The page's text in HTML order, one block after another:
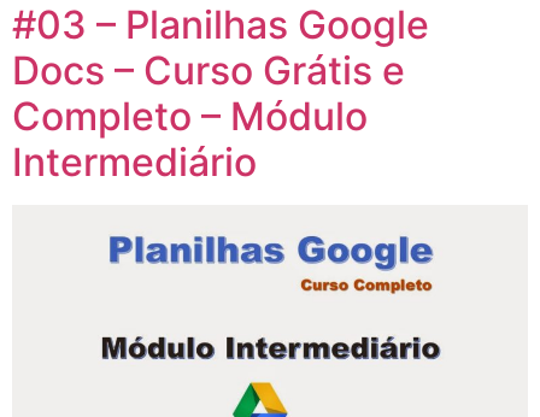
#03 – Planilhas Google
Docs – Curso Grátis e
Completo – Módulo
Intermediário